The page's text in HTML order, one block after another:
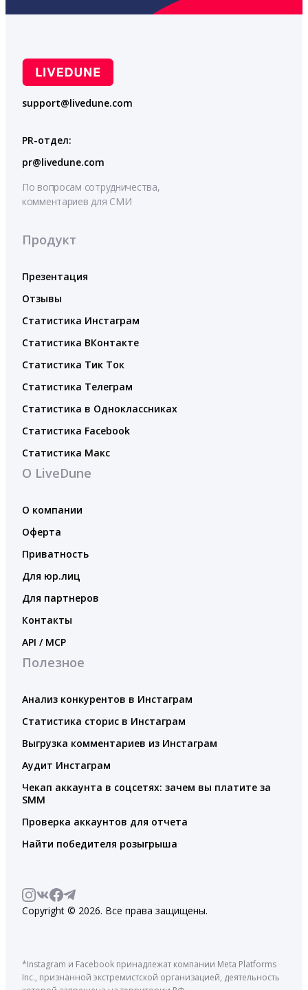
support@livedune.com
PR-отдел:
pr@livedune.com
По вопросам сотрудничества,
комментариев для СМИ
Продукт
Презентация
Отзывы
Статистика Инстаграм
Статистика ВКонтакте
Статистика Тик Ток
Статистика Телеграм
Статистика в Одноклассниках
Статистика Facebook
Статистика Макс
О LiveDune
О компании
Оферта
Приватность
Для юр.лиц
Для партнеров
Контакты
API / MCP
Полезное
Анализ конкурентов в Инстаграм
Статистика сторис в Инстаграм
Выгрузка комментариев из Инстаграм
Аудит Инстаграм
Чекап аккаунта в соцсетях: зачем вы платите за
SMM
Проверка аккаунтов для отчета
Найти победителя розыгрыша
Copyright © 2026. Все права защищены.
*Instagram и Facebook принадлежат компании Meta Platforms
Inc., признанной экстремистской организацией, деятельность